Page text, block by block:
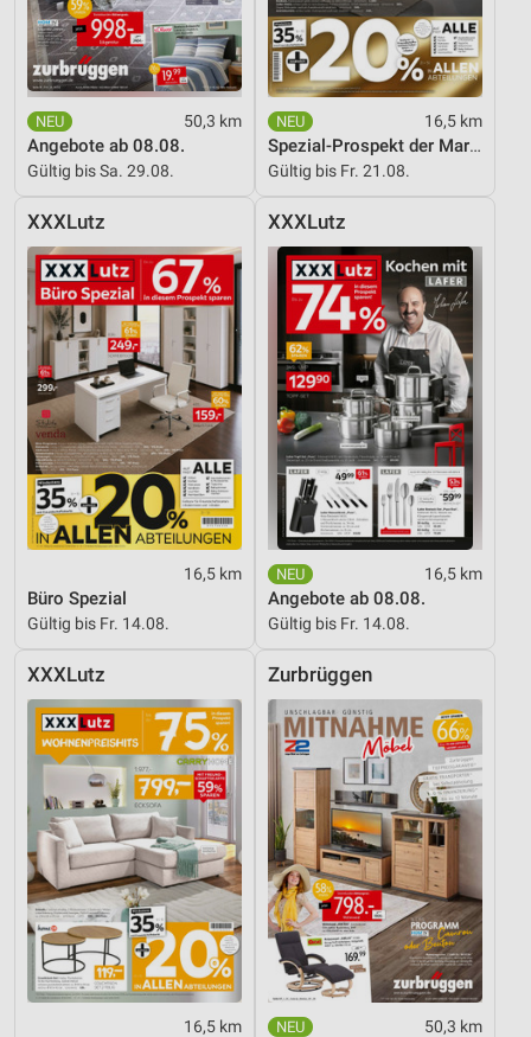
50,3 km
Angebote ab 08.08.
Gültig bis Sa. 29.08.
16,5 km
Spezial-Prospekt der Marken
Gültig bis Fr. 21.08.
XXXLutz
16,5 km
Büro Spezial
Gültig bis Fr. 14.08.
XXXLutz
16,5 km
Angebote ab 08.08.
Gültig bis Fr. 14.08.
XXXLutz
16,5 km
Zurbrüggen
50,3 km
Nicht-IAB-Verarbeitungszwecke:
Notwendig
Performance
Funktional